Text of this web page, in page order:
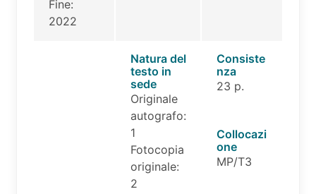
Fine:
2022
Natura del
testo in
sede
Originale
autografo:
1
Fotocopia
originale:
2
Consiste
nza
23 p.
Collocazi
one
MP/T3